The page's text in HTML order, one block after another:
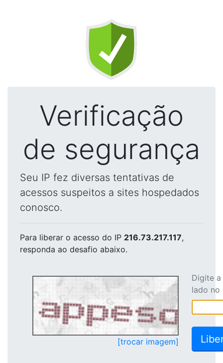
Verificação
de segurança
Seu IP fez diversas tentativas de
acessos suspeitos a sites hospedados
conosco.
Para liberar o acesso do IP 216.73.217.117,
responda ao desafio abaixo.
[trocar imagem]
Digite
lado no